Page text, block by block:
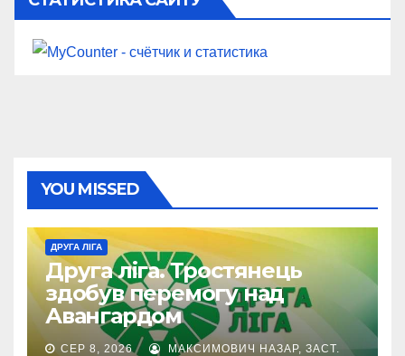
YOU MISSED
ДРУГА ЛІГА
Друга ліга. Тростянець
здобув перемогу над
Авангардом
СЕР 8, 2026 МАКСИМОВИЧ НАЗАР, ЗАСТ.